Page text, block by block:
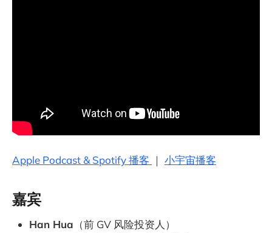
Apple Podcast & Spotify 播客 ｜ 小宇宙播客
嘉宾
Han Hua （前 GV 风险投资人）